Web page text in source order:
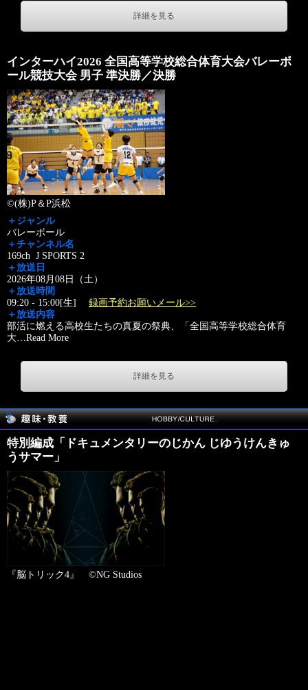
詳細を見る
インターハイ2026 全国高等学校総合体育大会バレーボ
ール競技大会 男子 準決勝／決勝
©(株)P＆P浜松
＋ジャンル
バレーボール
＋チャンネル名
169ch J SPORTS 2
＋放送日
2026年08月08日（土）
＋放送時間
09:20 - 15:00[生] 録画予約お願いメール>>
＋放送内容
部活に燃える高校生たちの真夏の祭典、「全国高等学校総合体育
大…Read More
詳細を見る
特別編成「ドキュメンタリーのじかん じゆうけんきゅ
うサマー」
『脳トリック4』 ©NG Studios